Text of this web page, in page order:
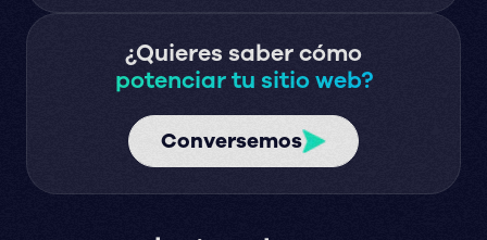
¿Quieres saber cómo
potenciar tu sitio web?
Conversemos